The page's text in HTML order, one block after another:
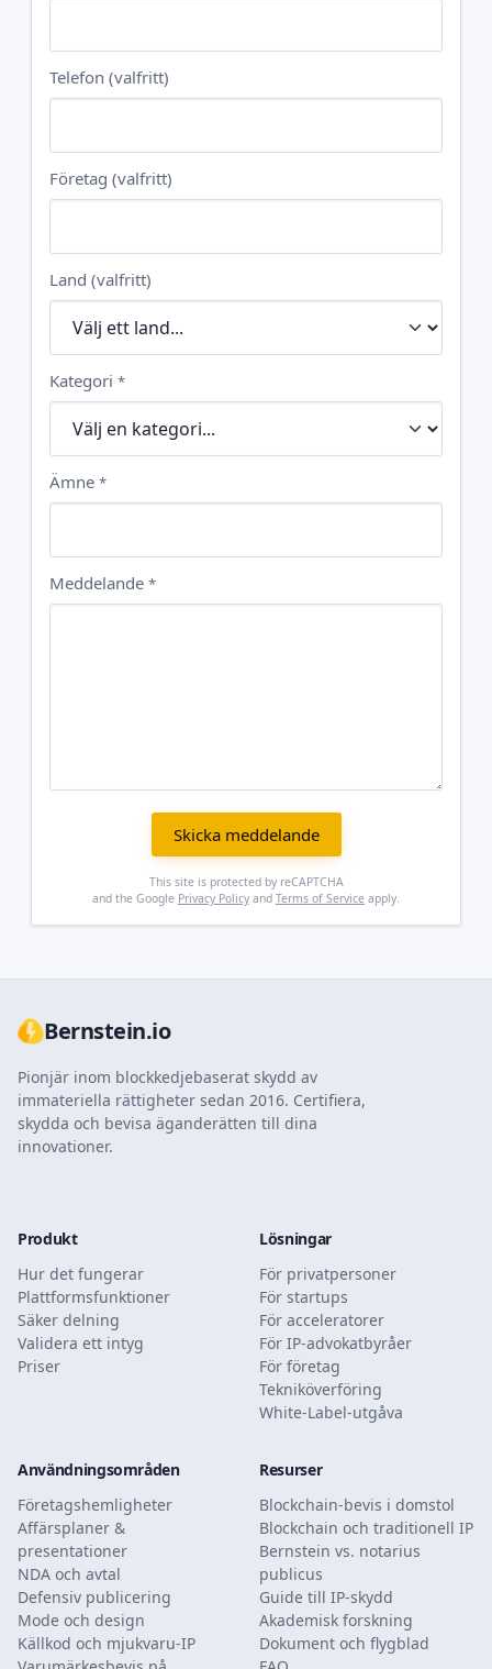
Telefon (valfritt)
Företag (valfritt)
Land (valfritt)
Kategori *
Ämne *
Meddelande *
Skicka meddelande
This site is protected by reCAPTCHA
and the Google Privacy Policy and Terms of Service apply.
Bernstein.io
Pionjär inom blockkedjebaserat skydd av
immateriella rättigheter sedan 2016. Certifiera,
skydda och bevisa äganderätten till dina
innovationer.
Produkt
Hur det fungerar
Plattformsfunktioner
Säker delning
Validera ett intyg
Priser
Lösningar
För privatpersoner
För startups
För acceleratorer
För IP-advokatbyråer
För företag
Tekniköverföring
White-Label-utgåva
Användningsområden
Företagshemligheter
Affärsplaner &
presentationer
NDA och avtal
Defensiv publicering
Mode och design
Källkod och mjukvaru-IP
Resurser
Blockchain-bevis i domstol
Blockchain och traditionell IP
Bernstein vs. notarius
publicus
Guide till IP-skydd
Akademisk forskning
Dokument och flygblad